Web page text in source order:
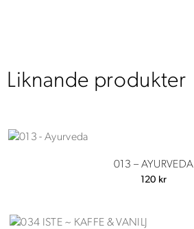
Liknande produkter
013 – AYURVEDA
120 kr